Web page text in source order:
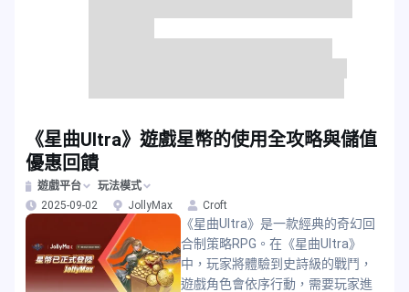
《星曲Ultra》遊戲星幣的使用全攻略與儲值
優惠回饋
遊戲平台
玩法模式
2025-09-02
JollyMax Croft
《星曲Ultra》是一款經典的奇幻回
合制策略RPG。在《星曲Ultra》
中，玩家將體驗到史詩級的戰鬥，
遊戲角色會依序行動，需要玩家進